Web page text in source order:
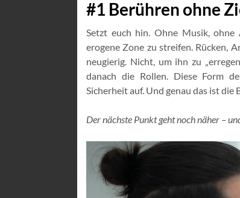
#1 Berühren ohne
Setzt euch hin. Ohne Musik,
erogene Zone zu streifen. Rücken,
neugierig. Nicht, um ihn zu
danach die Rollen. Diese Form
Sicherheit auf. Und genau das ist die
Der nächste Punkt geht noch näher –